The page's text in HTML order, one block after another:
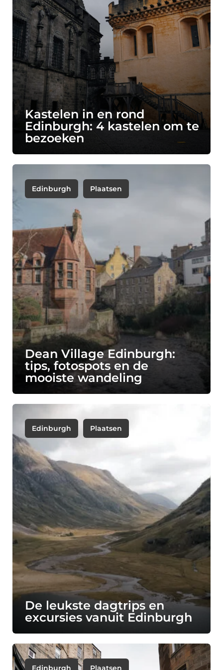
Kastelen in en rond
Edinburgh: 4 kastelen om te
bezoeken
Edinburgh Plaatsen
Dean Village Edinburgh:
tips, fotospots en de
mooiste wandeling
Edinburgh Plaatsen
De leukste dagtrips en
excursies vanuit Edinburgh
Edinburgh Plaatsen